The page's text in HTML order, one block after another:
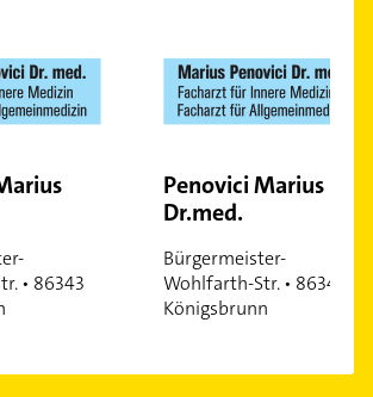
• 86343
Penovici Marius
Dr.med.
Bürgermeister-
Wohlfarth-Str. • 86343
Königsbrunn